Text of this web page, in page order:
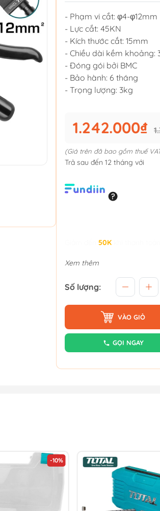
- Phạm vi cắt: φ4-φ12mm
- Lực cắt: 45KN
- Kích thước cắt: 15mm
- Chiều dài kềm khoảng:
- Đóng gói bởi BMC
- Bảo hành: 6 tháng
- Trọng lượng: 3kg
1.242.000₫
(Giá trên đã bao gồm thuế
Trả sau đến 12 tháng với
50K
Xem thêm
Số lượng:
VÀO GIỎ
GỌI NGAY
-10%